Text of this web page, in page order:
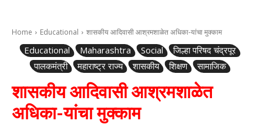
Home Educational शासकीय आदिवासी आश्रमशाळेत अधिका-यांचा मुक्काम
Educational Maharashtra Social
जिल्हा परिषद चंद्रपूर
पालकमंत्री
महाराष्ट्र राज्य शासकीय शिक्षण सामाजिक
शासकीय आदिवासी आश्रमशाळेत
अधिका-यांचा मुक्काम